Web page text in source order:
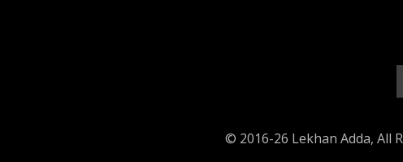
© 2016-26 Lekhan Adda, All